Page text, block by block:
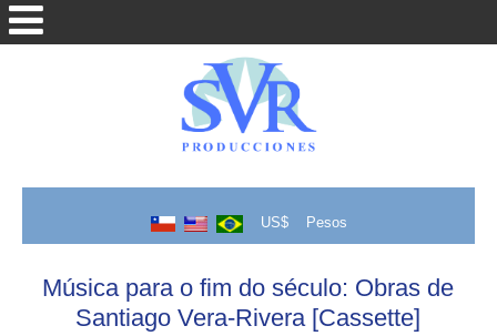
US$ Pesos
Música para o fim do século: Obras de
Santiago Vera-Rivera [Cassette]